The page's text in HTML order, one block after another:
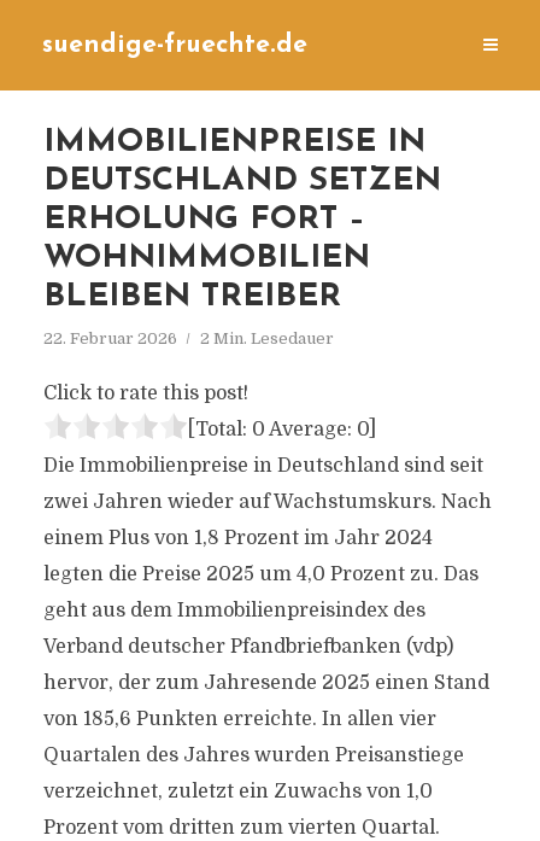
suendige-fruechte.de
IMMOBILIENPREISE IN
DEUTSCHLAND SETZEN
ERHOLUNG FORT –
WOHNIMMOBILIEN
BLEIBEN TREIBER
22. Februar 2026 2 Min. Lesedauer
Click to rate this post!
[Total: 0 Average: 0]
Die Immobilienpreise in Deutschland sind seit
zwei Jahren wieder auf Wachstumskurs. Nach
einem Plus von 1,8 Prozent im Jahr 2024
legten die Preise 2025 um 4,0 Prozent zu. Das
geht aus dem Immobilienpreisindex des
Verband deutscher Pfandbriefbanken (vdp)
hervor, der zum Jahresende 2025 einen Stand
von 185,6 Punkten erreichte. In allen vier
Quartalen des Jahres wurden Preisanstiege
verzeichnet, zuletzt ein Zuwachs von 1,0
Prozent vom dritten zum vierten Quartal.